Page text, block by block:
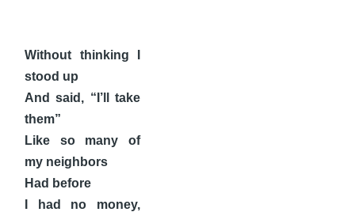
Without thinking I
stood up
And said, “I’ll take
them”
Like so many of
my neighbors
Had before
I had no money,